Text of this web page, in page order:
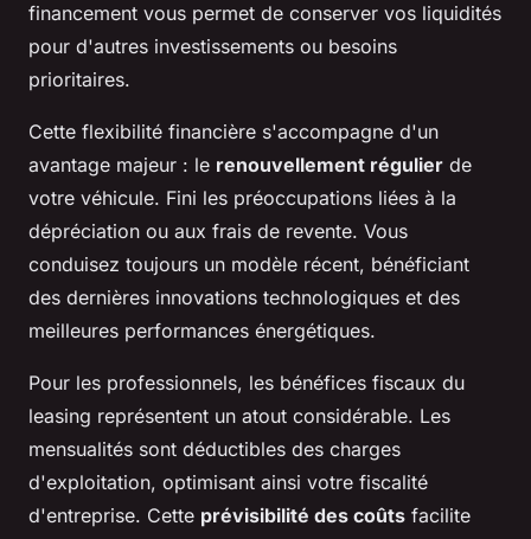
financement vous permet de conserver vos liquidités
pour d'autres investissements ou besoins
prioritaires.
Cette flexibilité financière s'accompagne d'un
avantage majeur : le renouvellement régulier de
votre véhicule. Fini les préoccupations liées à la
dépréciation ou aux frais de revente. Vous
conduisez toujours un modèle récent, bénéficiant
des dernières innovations technologiques et des
meilleures performances énergétiques.
Pour les professionnels, les bénéfices fiscaux du
leasing représentent un atout considérable. Les
mensualités sont déductibles des charges
d'exploitation, optimisant ainsi votre fiscalité
d'entreprise. Cette prévisibilité des coûts facilite